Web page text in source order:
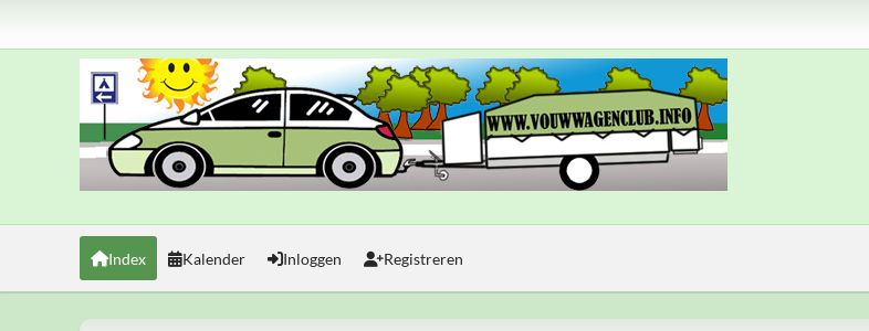
Index Kalender Inloggen Registreren